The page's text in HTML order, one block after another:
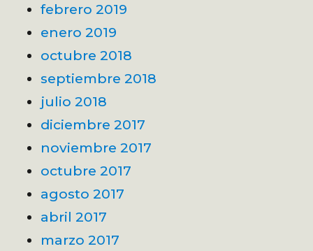
febrero 2019
enero 2019
octubre 2018
septiembre 2018
julio 2018
diciembre 2017
noviembre 2017
octubre 2017
agosto 2017
abril 2017
marzo 2017